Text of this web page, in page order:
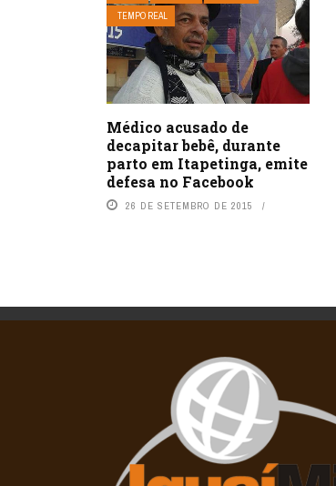
TEMPO REAL
Médico acusado de
decapitar bebê, durante
parto em Itapetinga, emite
defesa no Facebook
26 DE SETEMBRO DE 2015